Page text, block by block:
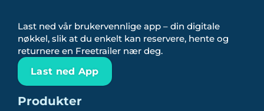
Last ned vår brukervennlige app – din digitale
nøkkel, slik at du enkelt kan reservere, hente og
returnere en Freetrailer nær deg.
Last ned App
Produkter